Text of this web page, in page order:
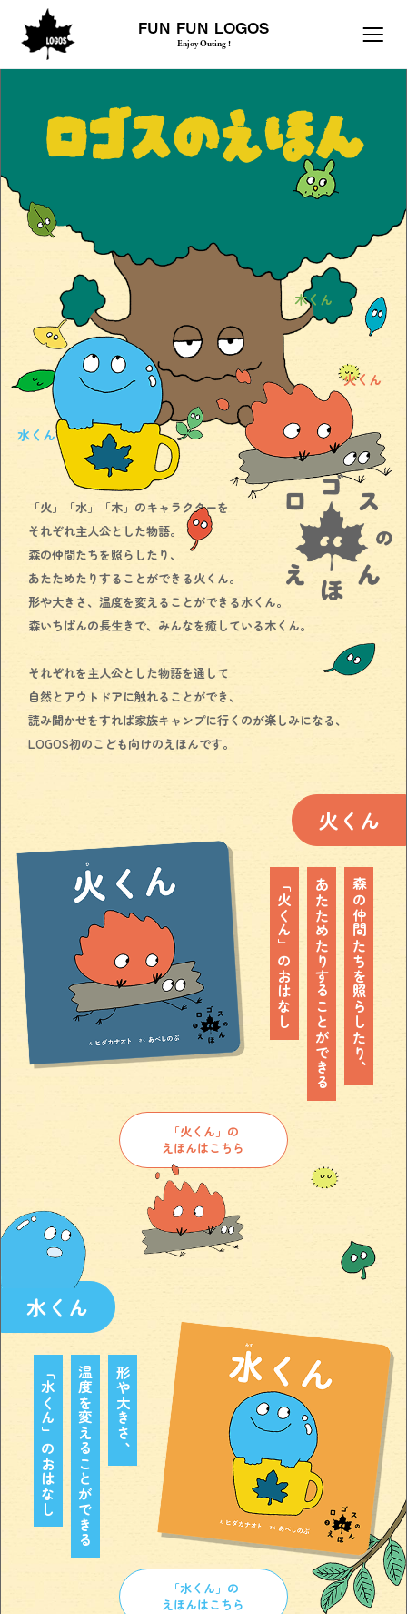
FUN FUN LOGOS
Enjoy Outing !
ロゴスのえほん
木くん
水くん
火くん
「火」「水」「木」のキャラクターを
それぞれ主人公とした物語。
森の仲間たちを照らしたり、
あたためたりすることができる火くん。
形や大きさ、温度を変えることができる水くん。
森いちばんの長生きで、みんなを癒している木くん。
それぞれを主人公とした物語を通して
自然とアウトドアに触れることができ、
読み聞かせをすれば家族キャンプに行くのが楽しみになる、
LOGOS初のこども向けのえほんです。
火くん
森の仲間たちを照らしたり、
あたためたりすることができる
「火くん」のおはなし
「火くん」の
えほんはこちら
水くん
形や大きさ、
温度を変えることができる
「水くん」のおはなし
「水くん」の
えほんはこちら